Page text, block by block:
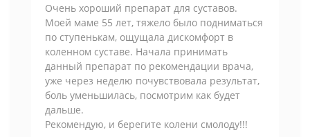
Очень хороший препарат для суставов.
Моей маме 55 лет, тяжело было подниматься
по ступенькам, ощущала дискомфорт в
коленном суставе. Начала принимать
данный препарат по рекомендации врача,
уже через неделю почувствовала результат,
боль уменьшилась, посмотрим как будет
дальше.
Рекомендую, и берегите колени смолоду!!!